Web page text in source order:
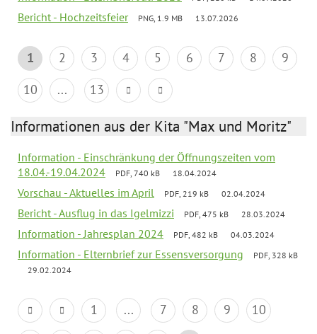
Bericht - Hochzeitsfeier PNG, 1.9 MB 13.07.2026
1 2 3 4 5 6 7 8
9
10
... 13
Informationen aus der Kita "Max und Moritz"
Information - Einschränkung der Öffnungszeiten vom
18.04.-19.04.2024
PDF, 740 kB 18.04.2024
Vorschau - Aktuelles im April PDF, 219 kB 02.04.2024
Bericht - Ausflug in das Igelmizzi PDF, 475 kB 28.03.2024
Information - Jahresplan 2024 PDF, 482 kB 04.03.2024
Information - Elternbrief zur Essensversorgung
PDF, 328 kB
29.02.2024
1 ... 7 8 9
10